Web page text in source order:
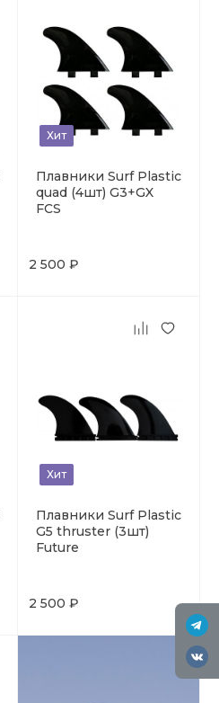
Хит
Плавники Surf Plastic
quad (4шт) G3+GX
FCS
2 500 ₽
Хит
Плавники Surf Plastic
G5 thruster (3шт)
Future
2 500 ₽